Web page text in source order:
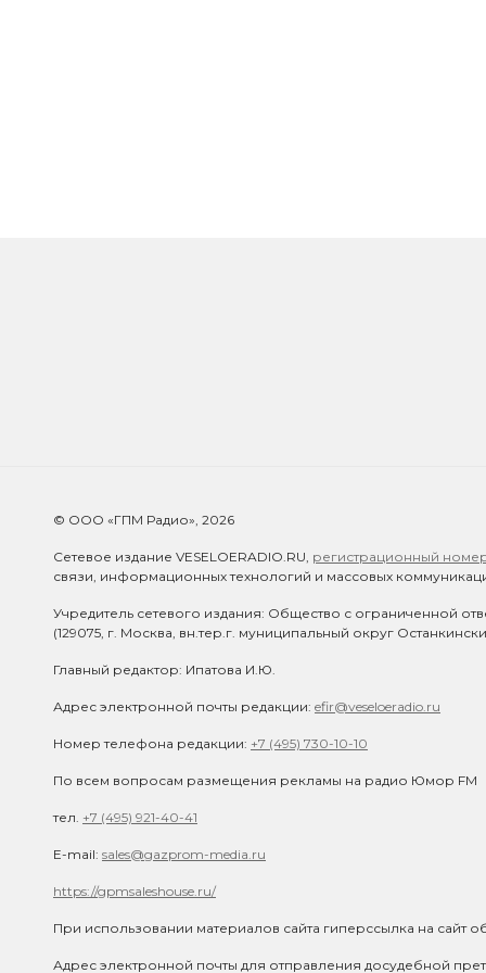
© ООО «ГПМ Радио», 2026
Сетевое издание VESELOERADIO.RU, регистрационный
связи, информационных технологий и массовых
Учредитель сетевого издания: Общество с ограниченной
(129075, г. Москва, вн.тер.г. муниципальный округ
Главный редактор: Ипатова И.Ю.
Адрес электронной почты редакции: efir@veseloeradio.ru
Номер телефона редакции: +7 (495) 730-10-10
По всем вопросам размещения рекламы на радио Юмор FM
тел. +7 (495) 921-40-41
E-mail: sales@gazprom-media.ru
https://gpmsaleshouse.ru/
При использовании материалов сайта гиперссылка на сайт
Адрес электронной почты для отправления досудебной